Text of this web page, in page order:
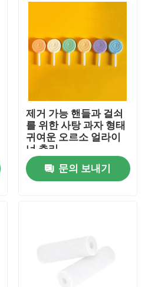
제거 가능 핸들과 걸쇠
를 위한 사탕 과자 형태
귀여운 오르소 얼라이
너 추리
문의 보내기